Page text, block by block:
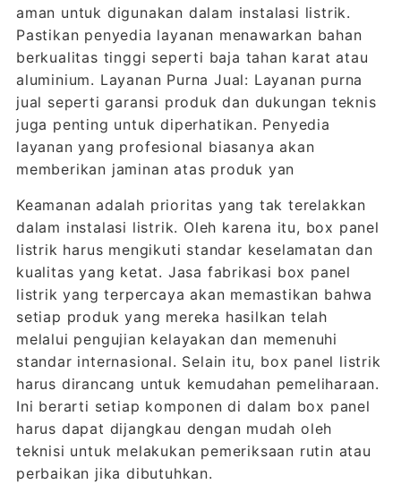
aman untuk digunakan dalam instalasi listrik.
Pastikan penyedia layanan menawarkan bahan
berkualitas tinggi seperti baja tahan karat atau
aluminium. Layanan Purna Jual: Layanan purna
jual seperti garansi produk dan dukungan teknis
juga penting untuk diperhatikan. Penyedia
layanan yang profesional biasanya akan
memberikan jaminan atas produk yan
Keamanan adalah prioritas yang tak terelakkan
dalam instalasi listrik. Oleh karena itu, box panel
listrik harus mengikuti standar keselamatan dan
kualitas yang ketat. Jasa fabrikasi box panel
listrik yang terpercaya akan memastikan bahwa
setiap produk yang mereka hasilkan telah
melalui pengujian kelayakan dan memenuhi
standar internasional. Selain itu, box panel listrik
harus dirancang untuk kemudahan pemeliharaan.
Ini berarti setiap komponen di dalam box panel
harus dapat dijangkau dengan mudah oleh
teknisi untuk melakukan pemeriksaan rutin atau
perbaikan jika dibutuhkan.